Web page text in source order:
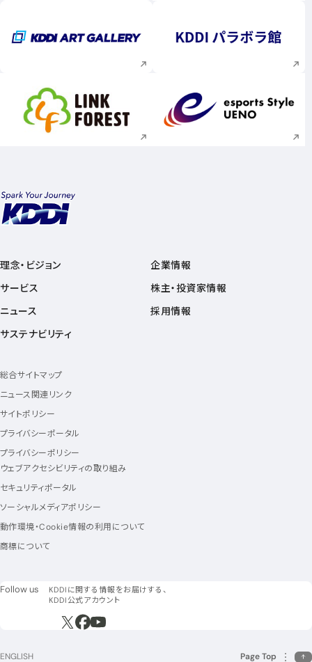
新規ウィンドウで開く 新規ウィンドウで
新規ウィンドウで開く 新規ウィンドウで
理念・ビジョン
サービス
ニュース
サステナビリティ
企業情報
株主・投資家情報
採用情報
総合サイトマップ
ニュース関連リンク
サイトポリシー
プライバシーポータル
プライバシーポリシー
ウェブアクセシビリティの取り組み
セキュリティポータル
ソーシャルメディアポリシー
動作環境・Cookie情報の利用について
商標について
Follow us フォローアス
KDDIに関する情報をお届けする、
KDDI公式アカウント
新規ウィンドウで開く
新規ウィンドウで開く
新規ウィンドウで開く
ENGLISH Page Top